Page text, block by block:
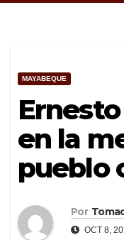
MAYABEQUE
en la
pueblo
Por
OCT 8,